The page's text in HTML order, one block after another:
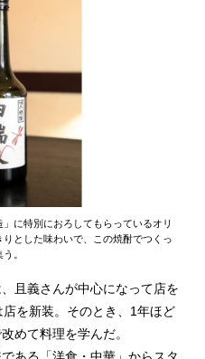
に特別におろしてもらっているオリ
とした味わいで、この焼酎でつくっ
。
且義さんが中心になって店を
を新装。そのとき、1年ほど
めて料理を学んだ。